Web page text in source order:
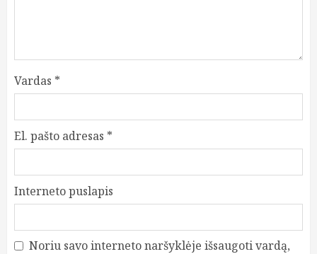
Vardas *
El. pašto adresas *
Interneto puslapis
Noriu savo interneto naršyklėje išsaugoti vardą,